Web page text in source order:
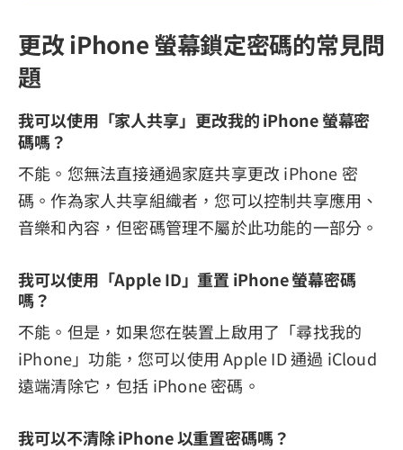
更改 iPhone 螢幕鎖定密碼的常見問
題
我可以使用「家人共享」更改我的 iPhone 螢幕密
碼嗎？
不能。您無法直接通過家庭共享更改 iPhone 密
碼。作為家人共享組織者，您可以控制共享應用、
音樂和內容，但密碼管理不屬於此功能的一部分。
我可以使用「Apple ID」重置 iPhone 螢幕密碼
嗎？
不能。但是，如果您在裝置上啟用了「尋找我的
iPhone」功能，您可以使用 Apple ID 通過 iCloud
遠端清除它，包括 iPhone 密碼。
我可以不清除 iPhone 以重置密碼嗎？